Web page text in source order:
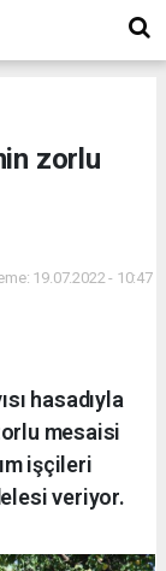
zorlu
19.07.2022 - 10:47
hasadıyla
mesaisi
işçileri
veriyor.